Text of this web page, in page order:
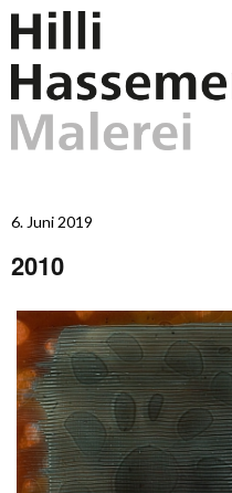
6. Juni 2019
2010